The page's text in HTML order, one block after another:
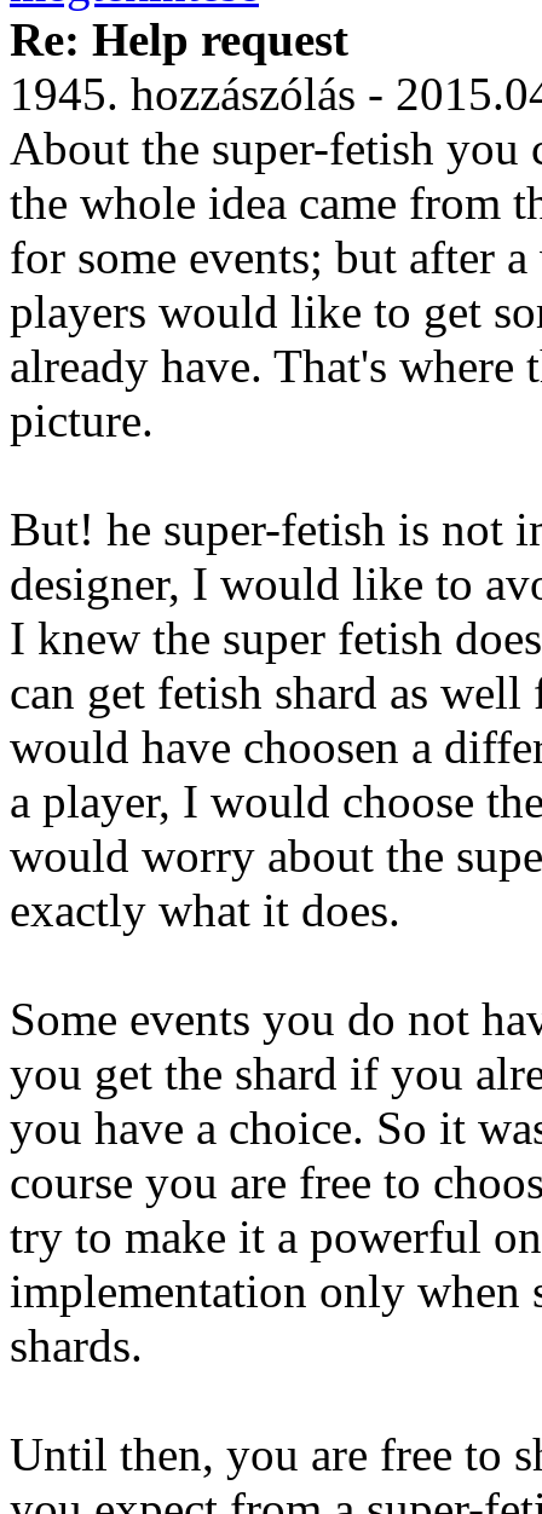
Re: Help request
1945. hozzászólás -
About the super-fetish you
the whole idea came from
for some events; but after
players would like to get
already have. That's where
picture.
But! he super-fetish is not
designer, I would like to
I knew the super fetish
can get fetish shard as
would have choosen a
a player, I would choose
would worry about the
exactly what it does.
Some events you do not
you get the shard if you
you have a choice. So it
course you are free to
try to make it a powerful
implementation only when
shards.
Until then, you are free to